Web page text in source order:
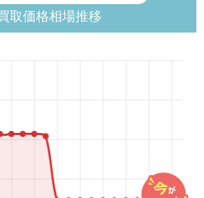
取価格相場推移